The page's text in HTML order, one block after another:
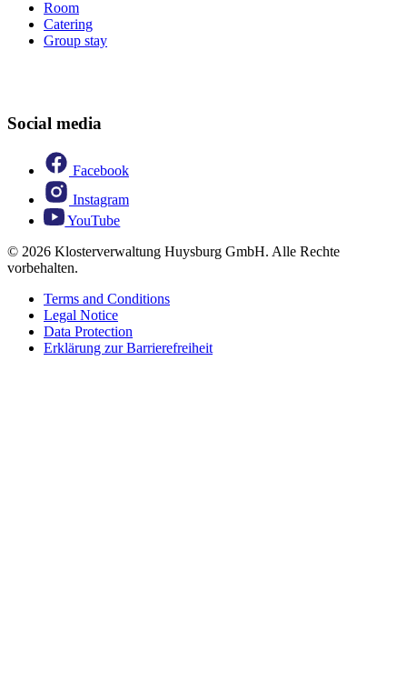
Room
Catering
Group stay
Social media
Facebook
Instagram
YouTube
© 2026 Klosterverwaltung Huysburg GmbH. Alle Rechte
vorbehalten.
Terms and Conditions
Legal Notice
Data Protection
Erklärung zur Barrierefreiheit